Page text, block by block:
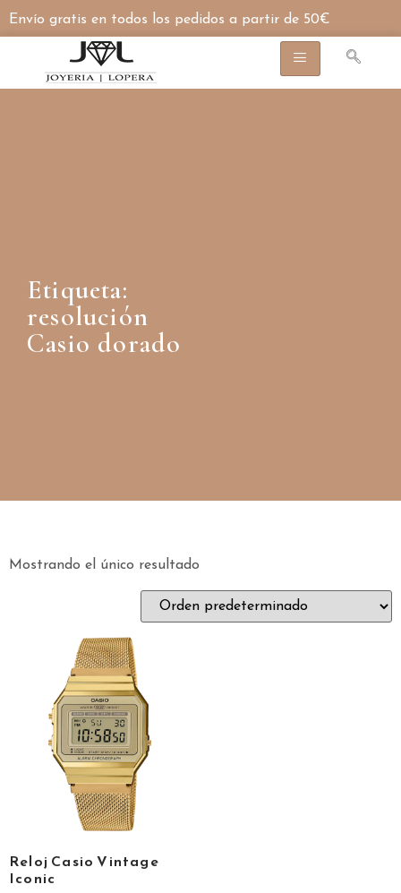
Envío gratis en todos los pedidos a partir de 50€
Etiqueta:
resolución
Casio dorado
Mostrando el único resultado
Reloj Casio Vintage
Iconic